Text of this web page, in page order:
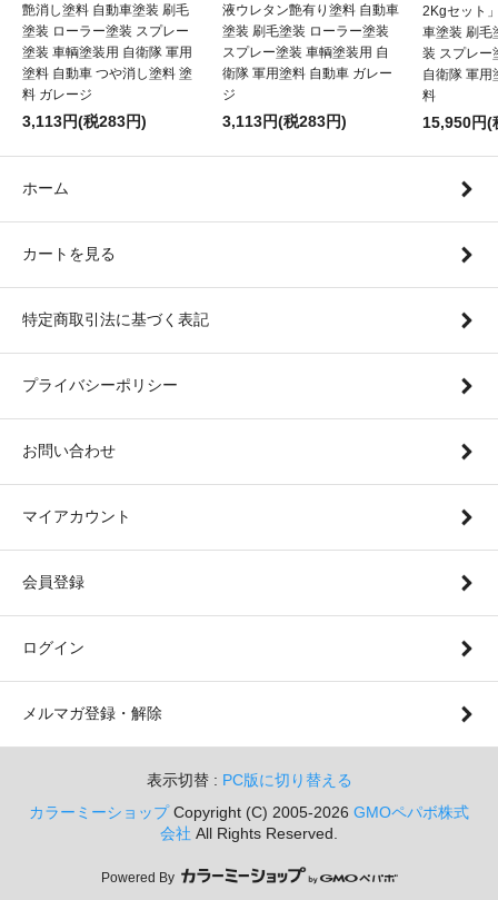
艶消し塗料 自動車塗装 刷毛
塗装 ローラー塗装 スプレー
塗装 車輌塗装用 自衛隊 軍用
塗料 自動車 つや消し塗料 塗
料 ガレージ
3,113円(税283円)
液ウレタン艶有り塗料 自動車
塗装 刷毛塗装 ローラー塗装
スプレー塗装 車輌塗装用 自
衛隊 軍用塗料 自動車 ガレー
ジ
3,113円(税283円)
2Kgセット
車塗装 刷毛
装 スプレー
自衛隊 軍用
料
15,950円(
ホーム
カートを見る
特定商取引法に基づく表記
プライバシーポリシー
お問い合わせ
マイアカウント
会員登録
ログイン
メルマガ登録・解除
表示切替 : PC版に切り替える
カラーミーショップCopyright (C) 2005-2026 GMOペパボ株式
会社 All Rights Reserved.
Powered By